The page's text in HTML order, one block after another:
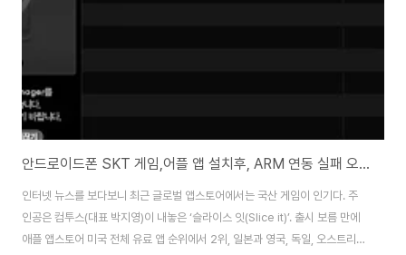
고, 내보내기 아웃룩이나 다른 주소록을 ..
안드로이드폰 SKT 게임,어플 앱 설치후, ARM 연동 실패 오류시의 해결 방법
인터넷 뉴스를 보다보니 최근 글로벌 앱스토어에서는 국산 게임이 인기다. 주
인공은 컴투스(대표 박지영)이 내놓은 ‘슬라이스 잇(Slice it)’. 출시 보름 만에
애플 앱스토어 미국 전체 유료 앱 순위에서 2위, 일본과 영국, 독일, 오스트리